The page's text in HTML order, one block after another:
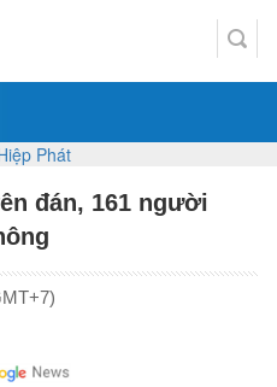
đán, 161 người